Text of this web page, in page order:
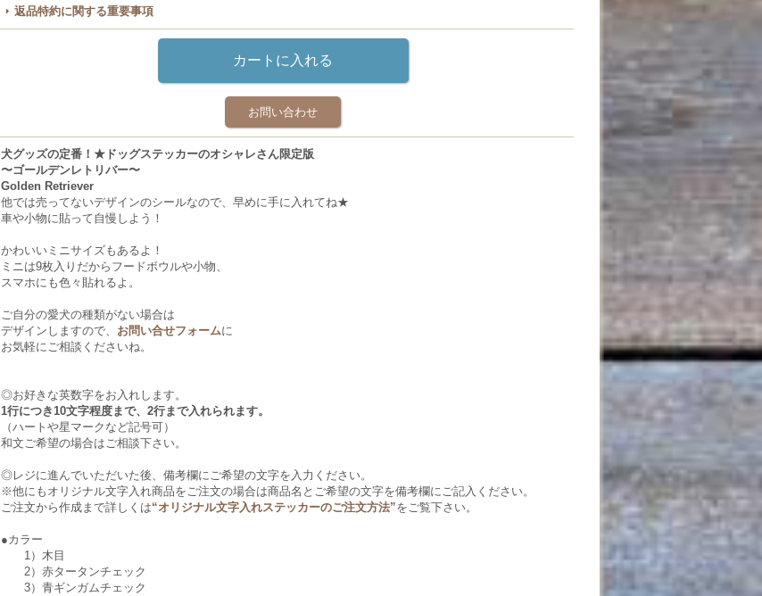
返品特約に関する重要事項
お問い合わせ
犬グッズの定番！★ドッグステッカーのオシャレさん限定版
〜ゴールデンレトリバー〜
Golden Retriever
他では売ってないデザインのシールなので、早めに手に入れてね★
車や小物に貼って自慢しよう！
かわいいミニサイズもあるよ！
ミニは9枚入りだからフードボウルや小物、
スマホにも色々貼れるよ。
ご自分の愛犬の種類がない場合は
デザインしますので、 お問い合せフォームに
お気軽にご相談くださいね。
◎お好きな英数字をお入れします。
1行につき10文字程度まで、2行まで入れられます。
（ハートや星マークなど記号可）
和文ご希望の場合はご相談下さい。
◎レジに進んでいただいた後、備考欄にご希望の文字を入力ください。
※他にもオリジナル文字入れ商品をご注文の場合は商品名とご希望の文字を備考欄にご記入ください。
ご注文から作成まで詳しくは“オリジナル文字入れステッカーのご注文方法”をご覧下さい。
●カラー
1）木目
2）赤タータンチェック
3）青ギンガムチェック